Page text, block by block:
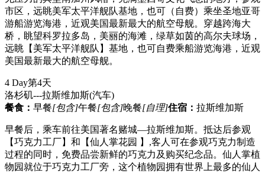
市区，远眺美军太平洋舰队基地，也可（自费）乘坐圣地亚哥
游船游览海港，近观美国最新最大的航空母舰。穿越跨海大
桥，眺望科罗拉多岛，美丽的海滩，绿草如茵的高尔夫球场，
远眺【美军太平洋舰队】基地，也可自费乘船游览海港，近观
美国最新最大的航空母舰。
4 Day第4天
洛杉矶---拉斯维加斯(汽车)
餐食： 早餐[包含]午餐[包含]晚餐[自理]住宿： 拉斯维加斯
早餐后，乘车前往美国著名赌城—拉斯维加斯。抵达后参观
【巧克力工厂】和【仙人掌花园 】,客人可在参观巧克力制造
过程的同时，免费品尝新鲜的巧克力及购买纪念品。仙人掌植
物园就位于巧克力工厂旁，这个植物园拥有世界上最多的仙人